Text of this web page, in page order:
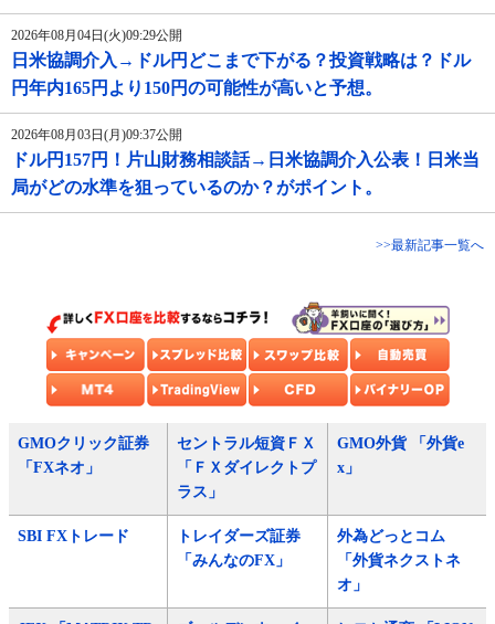
2026年08月04日(火)09:29公開
日米協調介入→ドル円どこまで下がる？投資戦略は？ドル
円年内165円より150円の可能性が高いと予想。
2026年08月03日(月)09:37公開
ドル円157円！片山財務相談話→日米協調介入公表！日米当
局がどの水準を狙っているのか？がポイント。
>>最新記事一覧へ
GMOクリック証券
「FXネオ」
セントラル短資ＦＸ
「ＦＸダイレクトプ
ラス」
GMO外貨 「外貨e
x」
SBI FXトレード
トレイダーズ証券
「みんなのFX」
外為どっとコム
「外貨ネクストネ
オ」